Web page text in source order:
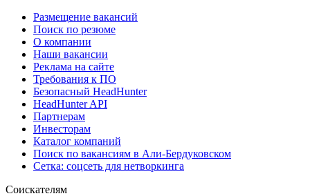
Размещение вакансий
Поиск по резюме
О компании
Наши вакансии
Реклама на сайте
Требования к ПО
Безопасный HeadHunter
HeadHunter API
Партнерам
Инвесторам
Каталог компаний
Поиск по вакансиям в Али-Бердуковском
Сетка: соцсеть для нетворкинга
Соискателям